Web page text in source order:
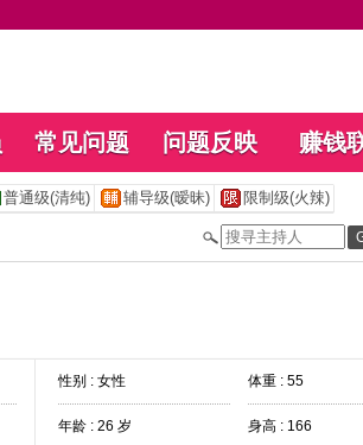
常见问题 问题反映 赚钱
普通级(清纯) 辅导级(暧昧) 限制级(火辣)
性别 : 女性 体重 : 55
年龄 : 26 岁 身高 : 166